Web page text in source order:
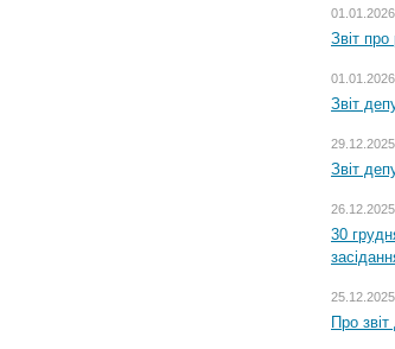
01.01.2026
Звіт
01.01.2026
Звіт
29.12.2025
Звіт
26.12.2025
30
25.12.2025
Про